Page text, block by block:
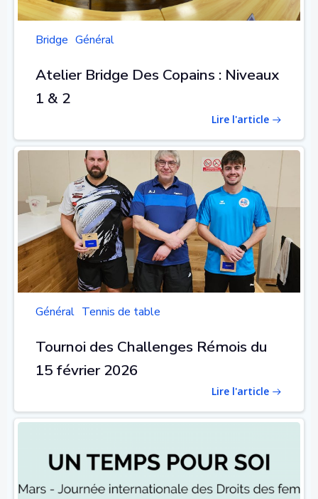
Bridge Général
Atelier Bridge Des Copains : Niveaux
1 & 2
Lire l'article
Général Tennis de table
Tournoi des Challenges Rémois du
15 février 2026
Lire l'article